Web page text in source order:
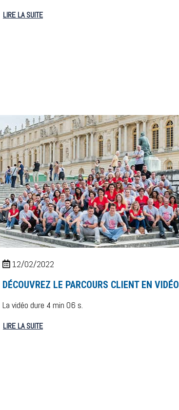
LIRE LA SUITE
12/02/2022
DÉCOUVREZ LE PARCOURS CLIENT EN VIDÉO
La vidéo dure 4 min 06 s.
LIRE LA SUITE